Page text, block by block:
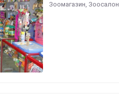
Зоомагазин, Зоосалон